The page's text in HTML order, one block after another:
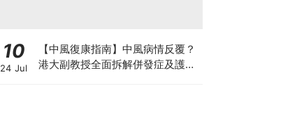
10
24 Jul
【中風復康指南】中風病情反覆？
港大副教授全面拆解併發症及護理